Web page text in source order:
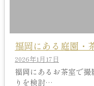
福岡にある庭園・
2026年1月17日
福岡にあるお茶室で
りを検討…